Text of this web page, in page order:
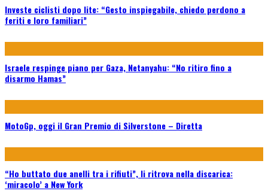
Investe ciclisti dopo lite: “Gesto inspiegabile, chiedo perdono a
feriti e loro familiari”
Israele respinge piano per Gaza, Netanyahu: “No ritiro fino a
disarmo Hamas”
MotoGp, oggi il Gran Premio di Silverstone – Diretta
“Ho buttato due anelli tra i rifiuti”, li ritrova nella discarica:
‘miracolo’ a New York